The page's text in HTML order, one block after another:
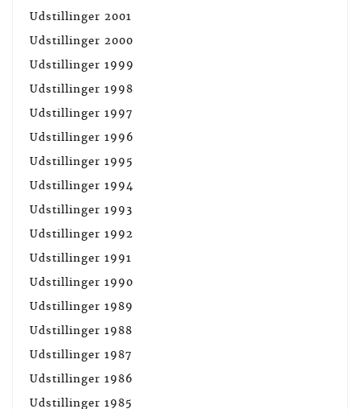
Udstillinger 2001
Udstillinger 2000
Udstillinger 1999
Udstillinger 1998
Udstillinger 1997
Udstillinger 1996
Udstillinger 1995
Udstillinger 1994
Udstillinger 1993
Udstillinger 1992
Udstillinger 1991
Udstillinger 1990
Udstillinger 1989
Udstillinger 1988
Udstillinger 1987
Udstillinger 1986
Udstillinger 1985